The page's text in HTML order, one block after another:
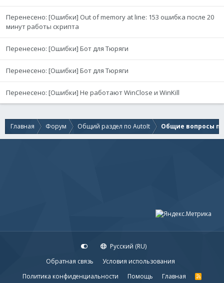
Перенесено: [Ошибки] Out of memory at line: 153 ошибка после 20
минут работы скрипта
Перенесено: [Ошибки] Бот для Тюряги
Перенесено: [Ошибки] Бот для Тюряги
Перенесено: [Ошибки] Не работают WinClose и WinKill
Главная Форум Общий раздел по AutoIt Общие вопросы
Русский (RU)
Обратная связь
Условия использования
Политика конфиденциальности
Помощь Главная
R